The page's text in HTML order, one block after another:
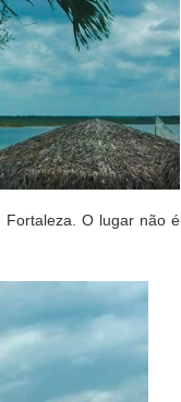
Fortaleza. O lugar não é